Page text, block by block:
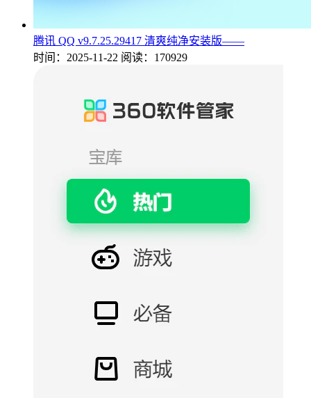
腾讯 QQ v9.7.25.29417 清爽纯净安装版——
时间：2025-11-22 阅读：170929